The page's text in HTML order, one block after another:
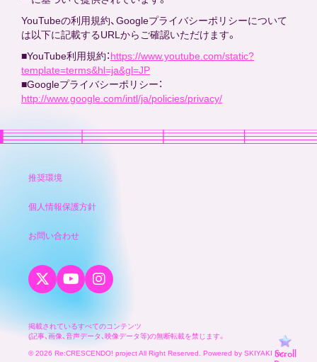
YouTubeの利用規約、Googleプライバシーポリシーについて
は以下に記載するURLからご確認いただけます。
■YouTube利用規約：https://www.youtube.com/static?
template=terms&hl=ja&gl=JP
■Googleプライバシーポリシー：
http://www.google.com/intl/ja/policies/privacy/
Scroll
推奨環境
個人情報保護方針
お問い合わせ
掲載されているすべてのコンテンツ
(記事、画像、音声データ、映像データ等)の無断転載を禁じます。
© 2026 Re:CRESCENDO! project All Right Reserved. Powered by SKIYAKI Inc.